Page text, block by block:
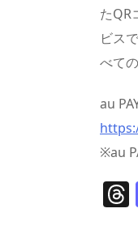
たQR
ビス
べて
au
※au